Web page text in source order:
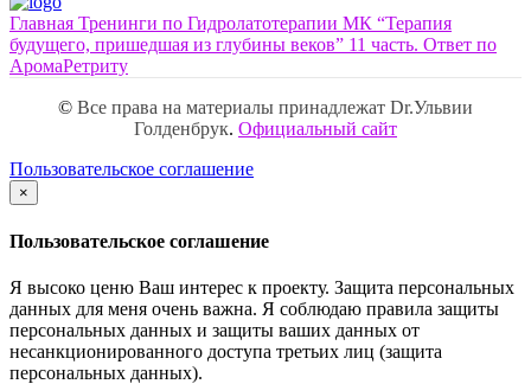
Главная Тренинги по Гидролатотерапии МК “Терапия
будущего, пришедшая из глубины веков” 11 часть. Ответ по
АромаРетриту
© Все права на материалы принадлежат Dr.Ульвии
Голденбрук. Официальный сайт
Пользовательское соглашение
×
закрыть
Пользовательское соглашение
Я высоко ценю Ваш интерес к проекту. Защита персональных
данных для меня очень важна. Я соблюдаю правила защиты
персональных данных и защиты ваших данных от
несанкционированного доступа третьих лиц (защита
персональных данных).